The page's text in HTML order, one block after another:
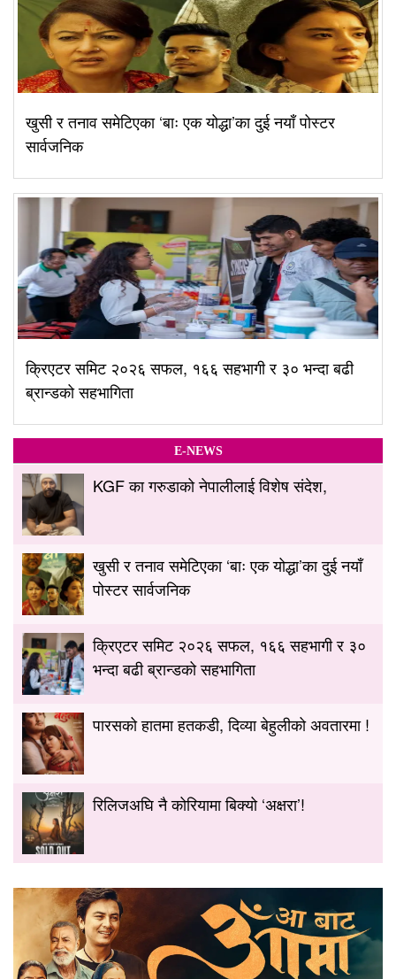
खुसी र तनाव समेटिएका ‘बाः एक योद्धा’का दुई नयाँ पोस्टर
सार्वजनिक
क्रिएटर समिट २०२६ सफल, १६६ सहभागी र ३० भन्दा बढी
ब्रान्डको सहभागिता
E-NEWS
KGF का गरुडाको नेपालीलाई विशेष संदेश,
खुसी र तनाव समेटिएका ‘बाः एक योद्धा’का दुई नयाँ
पोस्टर सार्वजनिक
क्रिएटर समिट २०२६ सफल, १६६ सहभागी र ३०
भन्दा बढी ब्रान्डको सहभागिता
पारसको हातमा हतकडी, दिव्या बेहुलीको अवतारमा !
रिलिजअघि नै कोरियामा बिक्यो ‘अक्षरा’!